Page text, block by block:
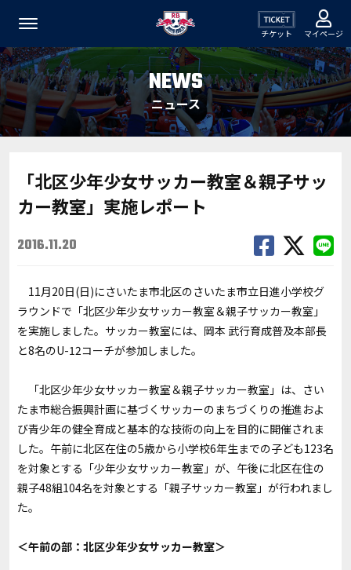
チケット マイページ
NEWS
ニュース
「北区少年少女サッカー教室＆親子サッ
カー教室」実施レポート
2016.11.20
11月20日(日)にさいたま市北区のさいたま市立日進小学校グ
ラウンドで「北区少年少女サッカー教室＆親子サッカー教室」
を実施しました。サッカー教室には、岡本 武行育成普及本部長
と8名のU-12コーチが参加しました。
「北区少年少女サッカー教室＆親子サッカー教室」は、さい
たま市総合振興計画に基づくサッカーのまちづくりの推進およ
び青少年の健全育成と基本的な技術の向上を目的に開催されま
した。午前に北区在住の5歳から小学校6年生までの子ども123名
を対象とする「少年少女サッカー教室」が、午後に北区在住の
親子48組104名を対象とする「親子サッカー教室」が行われまし
た。
＜午前の部：北区少年少女サッカー教室＞